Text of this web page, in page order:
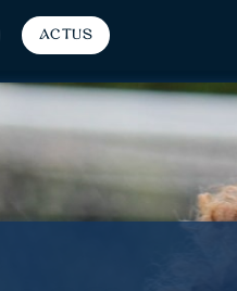
Actus